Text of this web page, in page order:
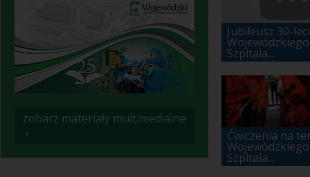
zobacz materiały multimedialne
›
Jubileusz 30-
Wojewódzkiego
Szpitala...
Ćwiczenia na
Wojewódzkiego
Szpitala...